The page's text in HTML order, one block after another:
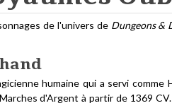
de l'univers de Dungeons &
humaine qui a servi
d'Argent à partir de 1369